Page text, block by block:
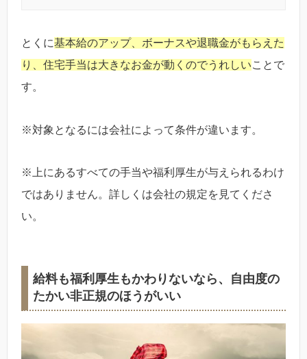
とくに基本給のアップ、ボーナスや退職金がもらえた
り、住宅手当は大きなお金が動くのでうれしいことで
す。
※対象となるには会社によって条件が違います。
※上にあるすべての手当や福利厚生が与えられるわけ
ではありません。詳しくは会社の規定を見てくださ
い。
給料も福利厚生もかわりないなら、自由度の
たかい非正規のほうがいい